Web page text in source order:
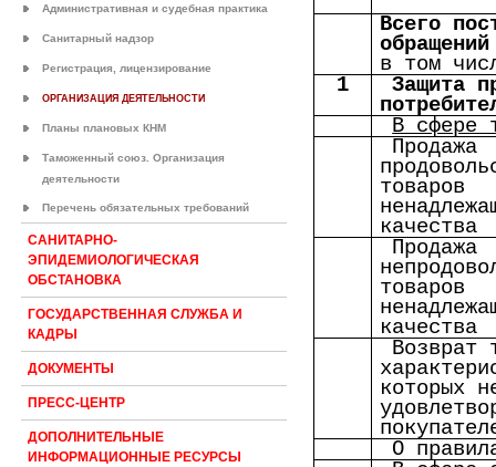
Административная и судебная практика
Санитарный надзор
Регистрация, лицензирование
ОРГАНИЗАЦИЯ ДЕЯТЕЛЬНОСТИ
Планы плановых КНМ
Таможенный союз. Организация
деятельности
Перечень обязательных требований
САНИТАРНО-
ЭПИДЕМИОЛОГИЧЕСКАЯ
ОБСТАНОВКА
ГОСУДАРСТВЕННАЯ СЛУЖБА И
КАДРЫ
ДОКУМЕНТЫ
ПРЕСС-ЦЕНТР
ДОПОЛНИТЕЛЬНЫЕ
ИНФОРМАЦИОННЫЕ РЕСУРСЫ
Всего
обращений
в том
1
Защита
В сфере
Продажа
товаров
качества
Продажа
товаров
качества
Возврат
которых
О